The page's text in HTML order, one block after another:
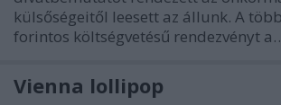
külsőségeitől leesett az állunk. A
forintos költségvetésű rendezvényt
Vienna lollipop